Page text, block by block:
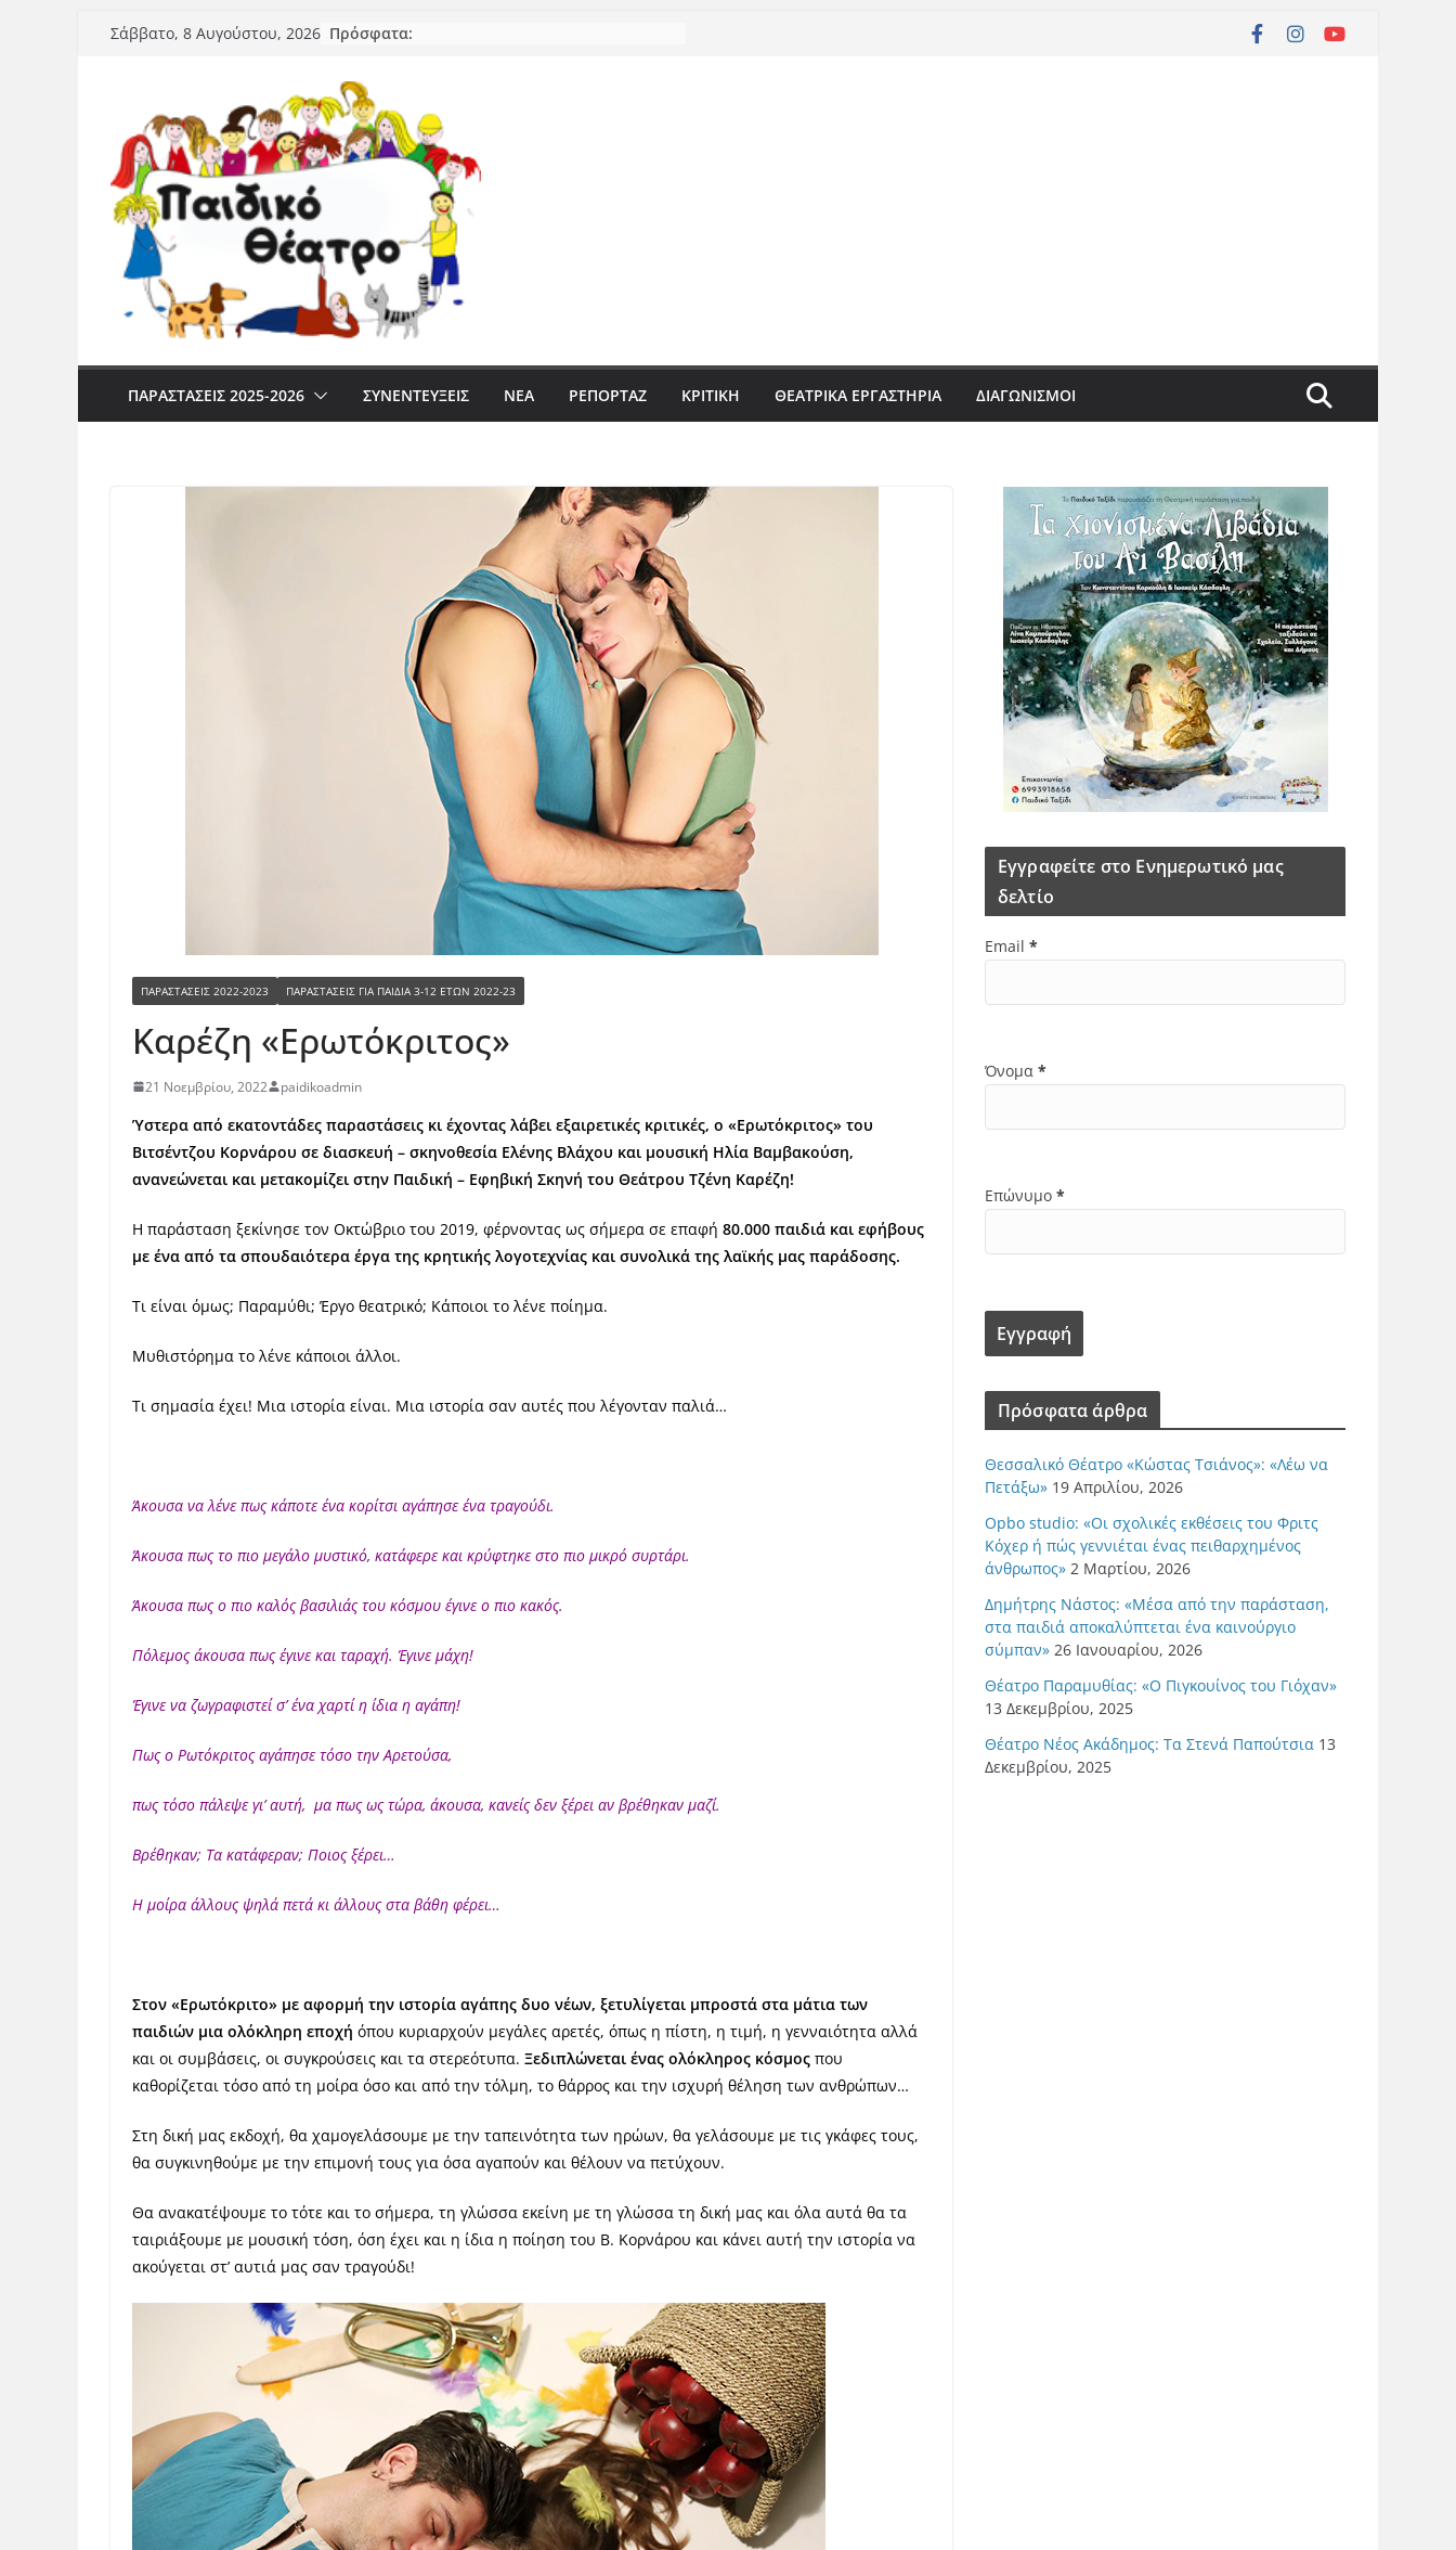
Μετάβαση
Σάββατο, 8 Αυγούστου, 2026 Πρόσφατα:
ΠΑΡΑΣΤΆΣΕΙΣ 2025-2026 ΣΥΝΕΝΤΕΥΞΕΙΣ ΝΈΑ ΡΕΠΟΡΤΆΖ ΚΡΙΤΙΚΗ ΘΕΑΤΡΙΚΑ ΕΡΓΑΣΤΗΡΙΑ ΔΙΑΓΩΝΙΣΜΟΙ
ΠΑΡΑΣΤΆΣΕΙΣ 2022-2023 ΠΑΡΑΣΤΆΣΕΙΣ ΓΙΑ ΠΑΙΔΙΆ 3-12 ΕΤΏΝ 2022-23
Καρέζη «Ερωτόκριτος»
21 Νοεμβρίου, 2022 paidikoadmin
Ύστερα από εκατοντάδες παραστάσεις κι έχοντας λάβει εξαιρετικές κριτικές, ο «Ερωτόκριτος» του
Βιτσέντζου Κορνάρου σε διασκευή – σκηνοθεσία Ελένης Βλάχου και μουσική Ηλία Βαμβακούση,
ανανεώνεται και μετακομίζει στην Παιδική – Εφηβική Σκηνή του Θεάτρου Τζένη Καρέζη!
Η παράσταση ξεκίνησε τον Οκτώβριο του 2019, φέρνοντας ως σήμερα σε επαφή 80.000 παιδιά και εφήβους
με ένα από τα σπουδαιότερα έργα της κρητικής λογοτεχνίας και συνολικά της λαϊκής μας παράδοσης.
Τι είναι όμως; Παραμύθι; Έργο θεατρικό; Κάποιοι το λένε ποίημα.
Μυθιστόρημα το λένε κάποιοι άλλοι.
Τι σημασία έχει! Μια ιστορία είναι. Μια ιστορία σαν αυτές που λέγονταν παλιά…
Άκουσα να λένε πως κάποτε ένα κορίτσι αγάπησε ένα τραγούδι.
Άκουσα πως το πιο μεγάλο μυστικό, κατάφερε και κρύφτηκε στο πιο μικρό συρτάρι.
Άκουσα πως ο πιο καλός βασιλιάς του κόσμου έγινε ο πιο κακός.
Πόλεμος άκουσα πως έγινε και ταραχή. Έγινε μάχη!
Έγινε να ζωγραφιστεί σ’ ένα χαρτί η ίδια η αγάπη!
Πως ο Ρωτόκριτος αγάπησε τόσο την Αρετούσα,
πως τόσο πάλεψε γι’ αυτή, μα πως ως τώρα, άκουσα, κανείς δεν ξέρει αν βρέθηκαν μαζί.
Βρέθηκαν; Τα κατάφεραν; Ποιος ξέρει…
Η μοίρα άλλους ψηλά πετά κι άλλους στα βάθη φέρει…
Στον «Ερωτόκριτο» με αφορμή την ιστορία αγάπης δυο νέων, ξετυλίγεται μπροστά στα μάτια των
παιδιών μια ολόκληρη εποχή όπου κυριαρχούν μεγάλες αρετές, όπως η πίστη, η τιμή, η γενναιότητα αλλά
και οι συμβάσεις, οι συγκρούσεις και τα στερεότυπα. Ξεδιπλώνεται ένας ολόκληρος κόσμος που
καθορίζεται τόσο από τη μοίρα όσο και από την τόλμη, το θάρρος και την ισχυρή θέληση των ανθρώπων…
Στη δική μας εκδοχή, θα χαμογελάσουμε με την ταπεινότητα των ηρώων, θα γελάσουμε με τις γκάφες τους,
θα συγκινηθούμε με την επιμονή τους για όσα αγαπούν και θέλουν να πετύχουν.
Θα ανακατέψουμε το τότε και το σήμερα, τη γλώσσα εκείνη με τη γλώσσα τη δική μας και όλα αυτά θα τα
ταιριάξουμε με μουσική τόση, όση έχει και η ίδια η ποίηση του Β. Κορνάρου και κάνει αυτή την ιστορία να
ακούγεται στ’ αυτιά μας σαν τραγούδι!
Εγγραφείτε στο Ενημερωτικό μας
δελτίο
Email *
Όνομα *
Επώνυμο *
Πρόσφατα άρθρα
Θεσσαλικό Θέατρο «Κώστας Τσιάνος»: «Λέω να
Πετάξω» 19 Απριλίου, 2026
Opbo studio: «Οι σχολικές εκθέσεις του Φριτς
Κόχερ ή πώς γεννιέται ένας πειθαρχημένος
άνθρωπος» 2 Μαρτίου, 2026
Δημήτρης Νάστος: «Μέσα από την παράσταση,
στα παιδιά αποκαλύπτεται ένα καινούργιο
σύμπαν» 26 Ιανουαρίου, 2026
Θέατρο Παραμυθίας: «Ο Πιγκουίνος του Γιόχαν»
13 Δεκεμβρίου, 2025
Θέατρο Νέος Ακάδημος: Τα Στενά Παπούτσια 13
Δεκεμβρίου, 2025